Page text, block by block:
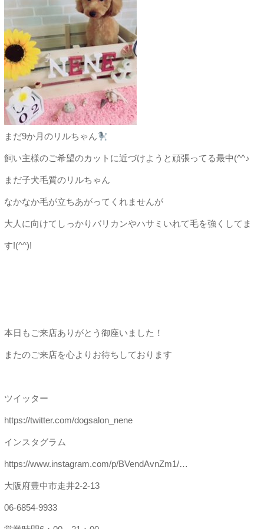
まだ9か月のリルちゃん
飼い主様のご希望のカットに近づけようと頑張ってる最中(^^♪
まだ子犬毛質のリルちゃん
なかなか毛が立ちあがってくれませんが
大人に向けてしっかりバリカンやハサミいれて毛を強くしてま
す!(^^)!
本日もご来店ありがとう御座いました！
またのご来店を心よりお待ちしております
ツイッター
https://twitter.com/dogsalon_nene
インスタグラム
https://www.instagram.com/p/BVendAvnZm1/…
大阪府豊中市走井2-2-13
06-6854-9933